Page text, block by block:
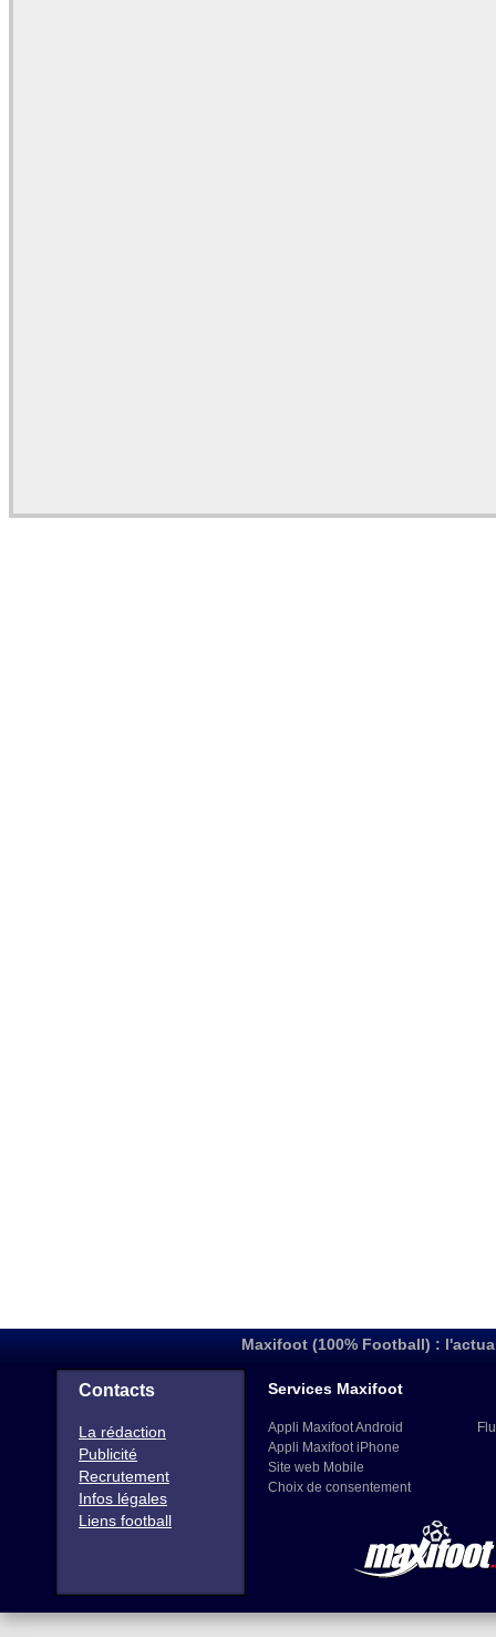
Maxifoot (100% Football) :
Contacts
La rédaction
Publicité
Recrutement
Infos légales
Liens football
Services Maxifoot
Appli Maxifoot Android
Appli Maxifoot iPhone
Site web Mobile
Choix de consentement